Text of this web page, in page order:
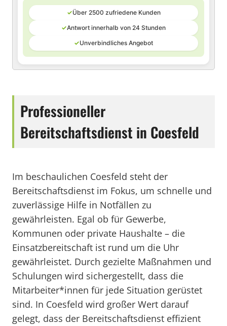
✓Über 2500 zufriedene Kunden
✓Antwort innerhalb von 24 Stunden
✓Unverbindliches Angebot
Professioneller
Bereitschaftsdienst in Coesfeld
Im beschaulichen Coesfeld steht der
Bereitschaftsdienst im Fokus, um schnelle und
zuverlässige Hilfe in Notfällen zu
gewährleisten. Egal ob für Gewerbe,
Kommunen oder private Haushalte – die
Einsatzbereitschaft ist rund um die Uhr
gewährleistet. Durch gezielte Maßnahmen und
Schulungen wird sichergestellt, dass die
Mitarbeiter*innen für jede Situation gerüstet
sind. In Coesfeld wird großer Wert darauf
gelegt, dass der Bereitschaftsdienst effizient